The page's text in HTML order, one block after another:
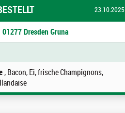
23.10.2025
Dresden Gruna
, Bacon, Ei, frische Champignons,